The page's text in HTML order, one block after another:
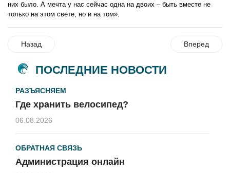
них было. А мечта у нас сейчас одна на двоих – быть вместе не
только на этом свете, но и на том».
Назад Вперед
ПОСЛЕДНИЕ НОВОСТИ
РАЗЪЯСНЯЕМ
Где хранить велосипед?
06.08.2026
ОБРАТНАЯ СВЯЗЬ
Администрация онлайн